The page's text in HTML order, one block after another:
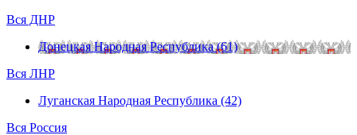
Вся ДНР
Донецкая Народная Республика (61)
Вся ЛНР
Луганская Народная Республика (42)
Вся Россия